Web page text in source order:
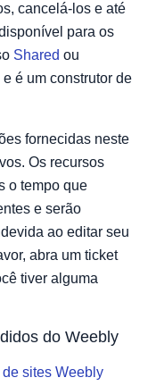
cancelá-los e até
para os
Shared ou
é um construtor de
fornecidas neste
Os recursos
o tempo que
e serão
ao editar seu
abra um ticket
tiver alguma
do Weebly
sites Weebly